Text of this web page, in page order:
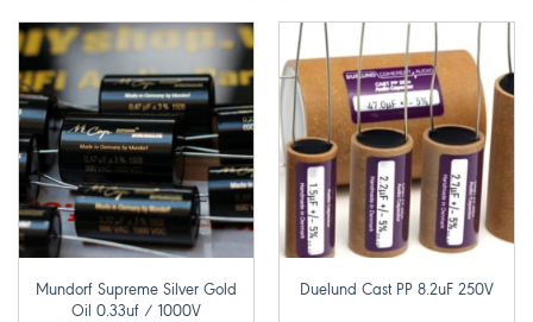
Mundorf Supreme Silver Gold
Oil 0.33uf / 1000V
Duelund Cast PP 8.2uF 250V